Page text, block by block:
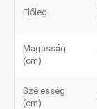
Előleg
Magasság
(cm)
Szélesség
(cm)